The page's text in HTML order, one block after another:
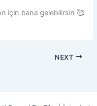
için bana gelebilirsin 🥰
NEXT